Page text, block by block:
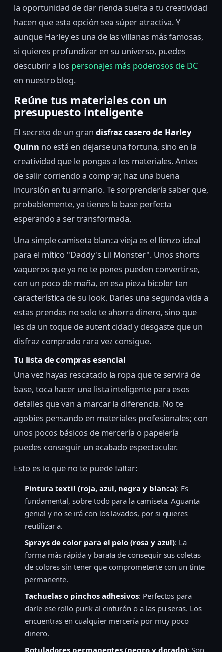
la oportunidad de dar rienda suelta a tu creatividad
hacen que esta opción sea súper atractiva. Y
aunque Harley es una de las villanas más famosas,
si quieres profundizar en su universo, puedes
descubrir a los personajes más poderosos de DC
en nuestro blog.
Reúne tus materiales con un
presupuesto inteligente
El secreto de un gran disfraz casero de Harley
Quinn no está en dejarse una fortuna, sino en la
creatividad que le pongas a los materiales. Antes
de salir corriendo a comprar, haz una buena
incursión en tu armario. Te sorprendería saber que,
probablemente, ya tienes la base perfecta
esperando a ser transformada.
Una simple camiseta blanca vieja es el lienzo ideal
para el mítico "Daddy's Lil Monster". Unos shorts
vaqueros que ya no te pones pueden convertirse,
con un poco de maña, en esa pieza bicolor tan
característica de su look. Darles una segunda vida a
estas prendas no solo te ahorra dinero, sino que
les da un toque de autenticidad y desgaste que un
disfraz comprado rara vez consigue.
Tu lista de compras esencial
Una vez hayas rescatado la ropa que te servirá de
base, toca hacer una lista inteligente para esos
detalles que van a marcar la diferencia. No te
agobies pensando en materiales profesionales; con
unos pocos básicos de mercería o papelería
puedes conseguir un acabado espectacular.
Esto es lo que no te puede faltar:
Pintura textil (roja, azul, negra y blanca): Es
fundamental, sobre todo para la camiseta. Aguanta
genial y no se irá con los lavados, por si quieres
reutilizarla.
Sprays de color para el pelo (rosa y azul): La
forma más rápida y barata de conseguir sus coletas
de colores sin tener que comprometerte con un tinte
permanente.
Tachuelas o pinchos adhesivos: Perfectos para
darle ese rollo punk al cinturón o a las pulseras. Los
encuentras en cualquier mercería por muy poco
dinero.
Rotuladores permanentes (negro y dorado): Son